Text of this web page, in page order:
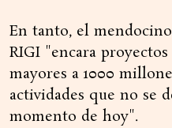
En tanto, el
RIGI "encara
mayores a 1000
actividades que no se
momento de hoy".